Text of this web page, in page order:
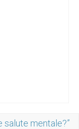
salute mentale?”